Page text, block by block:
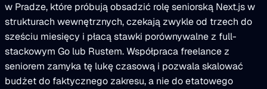
w Pradze, które próbują obsadzić rolę seniorską Next.js w
strukturach wewnętrznych, czekają zwykle od trzech do
sześciu miesięcy i płacą stawki porównywalne z full-
stackowym Go lub Rustem. Współpraca freelance z
seniorem zamyka tę lukę czasową i pozwala skalować
budżet do faktycznego zakresu, a nie do etatowego